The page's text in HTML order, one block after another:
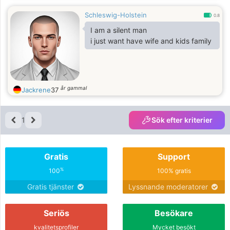
altruistisches Streben, denn es muß
nichts mehr erreicht werden. Alles ist
gegeben.
Schleswig-Holstein 0.8
I am a silent man
i just want have wife and kids family
Jackrene37 år gammal
1 Sök efter kriterier
Gratis
100%
Gratis tjänster
Support
100% gratis
Lyssnande moderatorer
Seriös
kvalitetsprofiler
Besökare
Mycket besökt